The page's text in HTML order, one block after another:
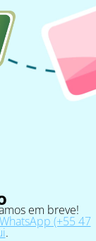
em breve!
WhatsApp (+55 47
.